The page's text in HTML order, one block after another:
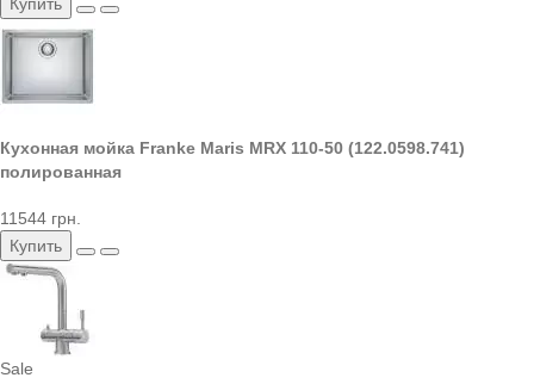
Кухонная мойка Franke Maris MRX 110-50 (122.0598.741)
полированная
11544 грн.
Купить
Sale